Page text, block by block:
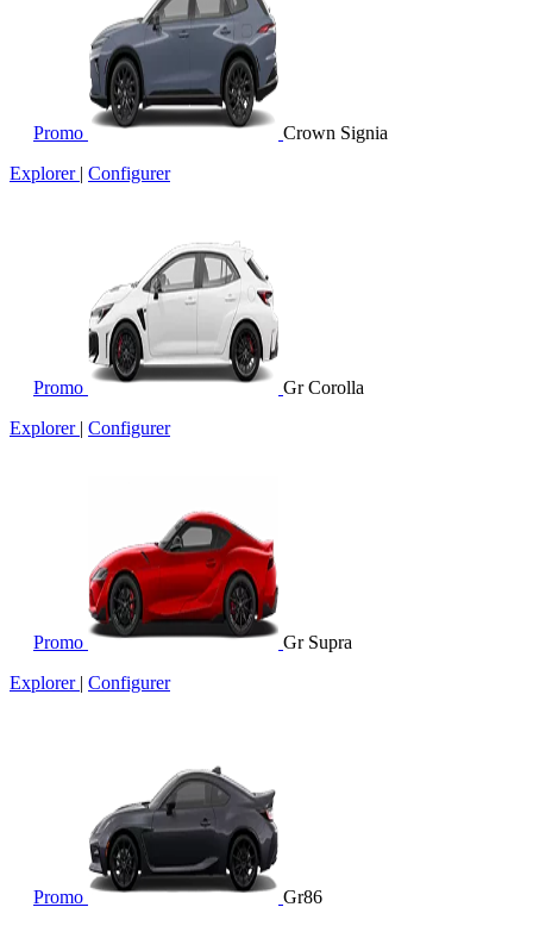
Promo
Crown Signia
Explorer | Configurer
Promo
Gr Corolla
Explorer | Configurer
Promo
Gr Supra
Explorer | Configurer
Promo
Gr86